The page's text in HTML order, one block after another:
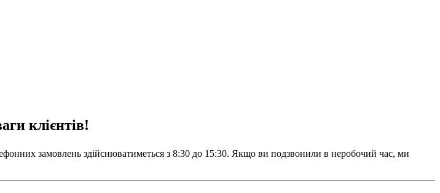
клієнтів!
замовлень здійснюватиметься з 8:30 до 15:30. Якщо ви подзвонили в неробочий час, ми